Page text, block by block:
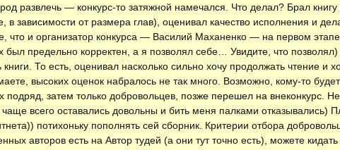
развлечь — конкурс-то затяжной намечался. Что делал? Брал
зависимости от размера глав), оценивал качество исполнения и
что и организатор конкурса — Василий Маханенко — на первом
был предельно корректен, а я позволял себе… Увидите, что
То есть, оценивал насколько сильно хочу продолжать чтение и
высоких оценок набралось не так много. Возможно, кому-то
подряд, затем только добровольцев, позже перешел на внеконкурс.
всего оставались довольны и бить меня палками отказывались)
потихоньку пополнять сей сборник. Критерии отбора
авторов есть на Автор тудей (а они тут точно есть), можете